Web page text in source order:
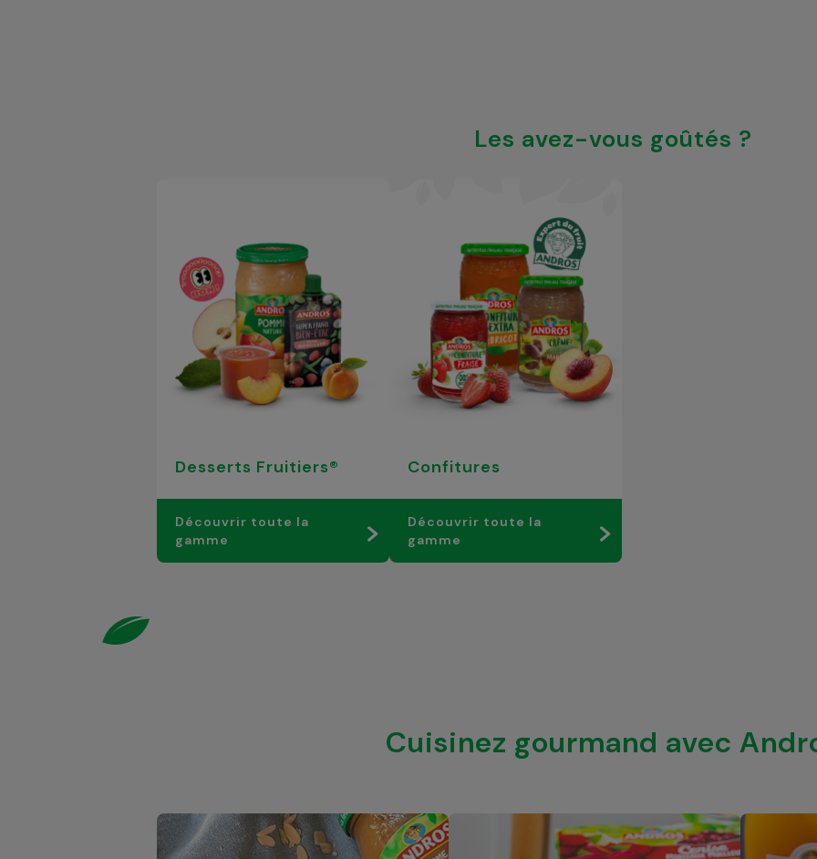
Les avez-vous goûtés ?
Desserts Fruitiers®
Découvrir toute la
gamme
Confitures
Découvrir toute la
gamme
Cuisinez gourmand avec